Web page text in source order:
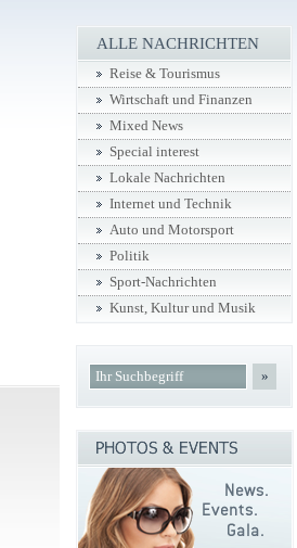
ALLE NACHRICHTEN
Reise & Tourismus
Wirtschaft und Finanzen
Mixed News
Special interest
Lokale Nachrichten
Internet und Technik
Auto und Motorsport
Politik
Sport-Nachrichten
Kunst, Kultur und Musik
»